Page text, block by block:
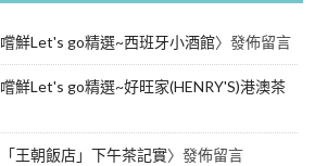
嚐鮮Let's go精選~西班牙小酒館〉發佈留言
嚐鮮Let's go精選~好旺家(HENRY'S)港澳茶
「王朝飯店」下午茶記實〉發佈留言